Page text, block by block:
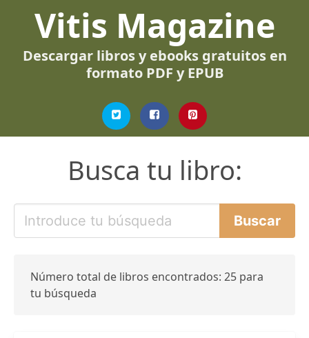
Vitis Magazine
Descargar libros y ebooks gratuitos en
formato PDF y EPUB
Busca tu libro:
Número total de libros encontrados: 25 para
tu búsqueda